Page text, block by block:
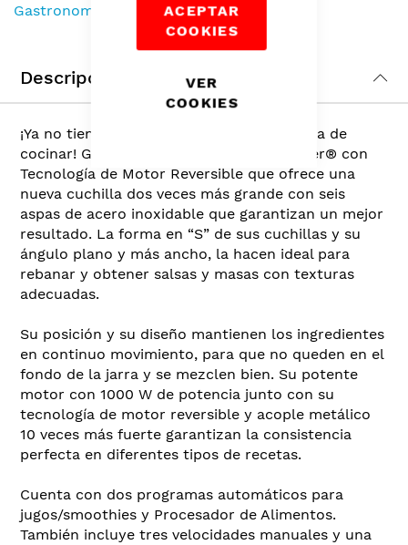
ACEPTAR
COOKIES
VER
COOKIES
Gastronomía
Descripción
¡Ya no tienes que dar más vueltas a la hora de
cocinar! Gracias a la nueva licuadora Oster® con
Tecnología de Motor Reversible que ofrece una
nueva cuchilla dos veces más grande con seis
aspas de acero inoxidable que garantizan un mejor
resultado. La forma en “S” de sus cuchillas y su
ángulo plano y más ancho, la hacen ideal para
rebanar y obtener salsas y masas con texturas
adecuadas.
Su posición y su diseño mantienen los ingredientes
en continuo movimiento, para que no queden en el
fondo de la jarra y se mezclen bien. Su potente
motor con 1000 W de potencia junto con su
tecnología de motor reversible y acople metálico
10 veces más fuerte garantizan la consistencia
perfecta en diferentes tipos de recetas.
Cuenta con dos programas automáticos para
jugos/smoothies y Procesador de Alimentos.
También incluye tres velocidades manuales y una